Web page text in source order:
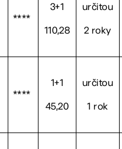
****
3+1
110,28
určitou
2 roky
****
1+1
45,20
určitou
1 rok